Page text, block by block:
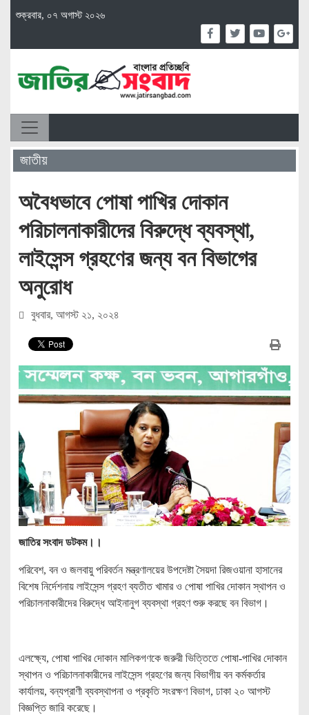
শুক্রবার, ০৭ অগাস্ট ২০২৬
জাতীয়
অবৈধভাবে পোষা পাখির দোকান
পরিচালনাকারীদের বিরুদ্ধে ব্যবস্থা,
লাইসেন্স গ্রহণের জন্য বন বিভাগের
অনুরোধ
বুধবার, আগস্ট ২১, ২০২৪
জাতির সংবাদ ডটকম।।
পরিবেশ, বন ও জলবায়ু পরিবর্তন মন্ত্রণালয়ের উপদেষ্টা সৈয়দা রিজওয়ানা হাসানের
বিশেষ নির্দেশনায় লাইসেন্স গ্রহণ ব্যতীত খামার ও পোষা পাখির দোকান স্থাপন ও
পরিচালনাকারীদের বিরুদ্ধে আইনানুগ ব্যবস্থা গ্রহণ শুরু করছে বন বিভাগ।
এলক্ষ্যে, পোষা পাখির দোকান মালিকগণকে জরুরী ভিত্তিতে পোষা-পাখির দোকান
স্থাপন ও পরিচালনাকারীদের লাইসেন্স গ্রহণের জন্য বিভাগীয় বন কর্মকর্তার
কার্যালয়, বন্যপ্রাণী ব্যবস্থাপনা ও প্রকৃতি সংরক্ষণ বিভাগ, ঢাকা ২০ আগস্ট
বিজ্ঞপ্তি জারি করেছে।